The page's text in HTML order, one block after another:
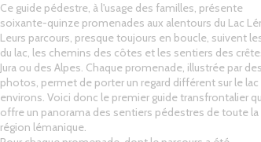
Ce guide pédestre, à l'usage des familles, présente
soixante-quinze promenades aux alentours du Lac
Leurs parcours, presque toujours en boucle, suivent
du lac, les chemins des côtes et les sentiers des
Jura ou des Alpes. Chaque promenade, illustrée par des
photos, permet de porter un regard différent sur le lac
environs. Voici donc le premier guide transfrontalier
offre un panorama des sentiers pédestres de toute la
région lémanique.